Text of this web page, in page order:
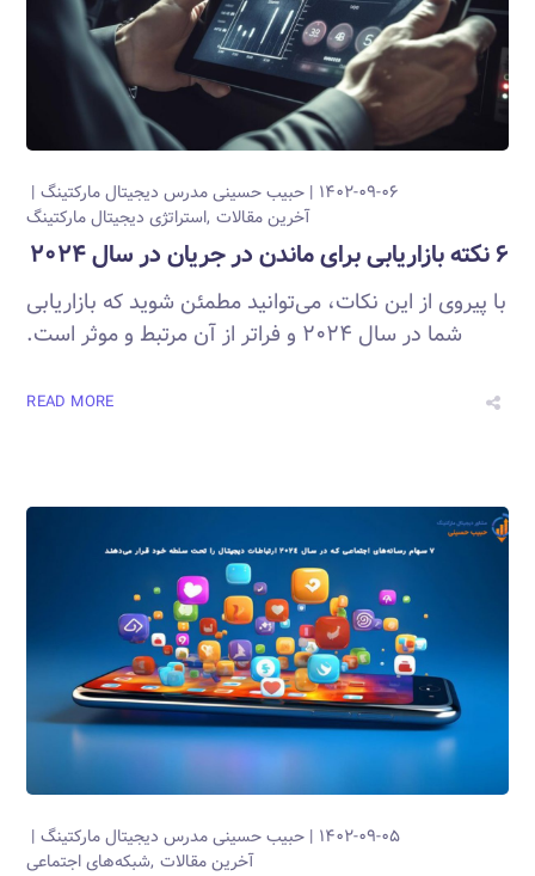
۱۴۰۲-۰۹-۰۶ حبیب حسینیمدرس دیجیتال مارکتینگ
آخرین مقالات استراتژی دیجیتال مارکتینگ
۶ نکته بازاریابی برای ماندن در جریان در سال ۲۰۲۴
با پیروی از این نکات، می‌توانید مطمئن شوید که بازاریابی
شما در سال ۲۰۲۴ و فراتر از آن مرتبط و موثر است.
READ MORE
۱۴۰۲-۰۹-۰۵ حبیب حسینیمدرس دیجیتال مارکتینگ
آخرین مقالات شبکه‌های اجتماعی